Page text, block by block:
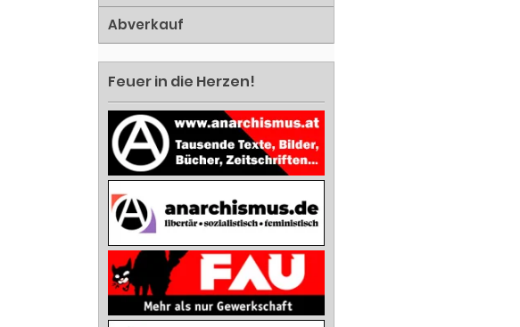
Abverkauf
Feuer in die Herzen!